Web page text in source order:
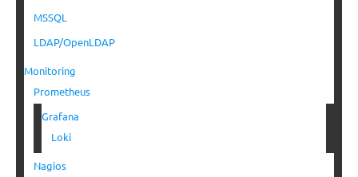
MSSQL
LDAP/OpenLDAP
Monitoring
Prometheus
Grafana
Loki
Nagios